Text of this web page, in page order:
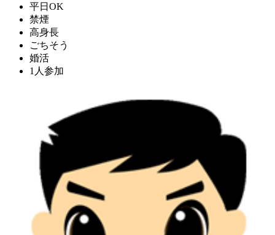
平日OK
禁煙
高身長
ごちそう
婚活
1人参加